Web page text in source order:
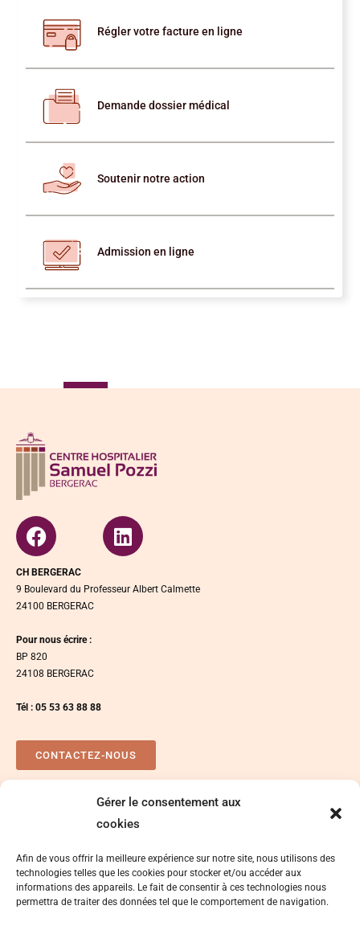
Gérer le consentement aux
cookies
Afin de vous offrir la meilleure expérience sur notre site, nous utilisons des
technologies telles que les cookies pour stocker et/ou accéder aux
informations des appareils. Le fait de consentir à ces technologies nous
permettra de traiter des données tel que le comportement de navigation.
Régler votre facture en ligne
Demande dossier médical
Soutenir notre action
Admission en ligne
CH BERGERAC
9 Boulevard du Professeur Albert Calmette
24100 BERGERAC
Pour nous écrire :
BP 820
24108 BERGERAC
Tél : 05 53 63 88 88
CONTACTEZ-NOUS
Espace presse